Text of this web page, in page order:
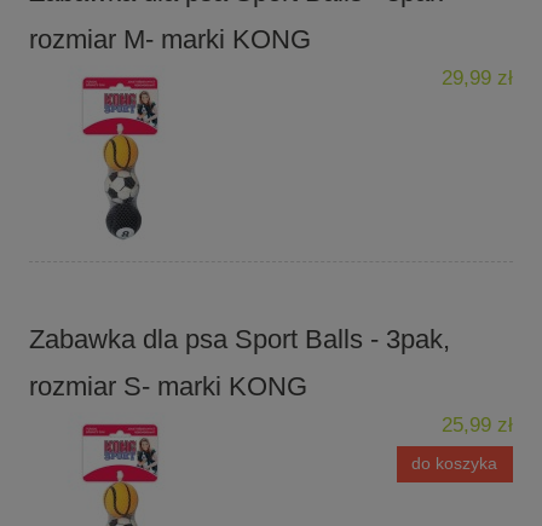
rozmiar M- marki KONG
29,99 zł
Zabawka dla psa Sport Balls - 3pak,
rozmiar S- marki KONG
25,99 zł
do koszyka